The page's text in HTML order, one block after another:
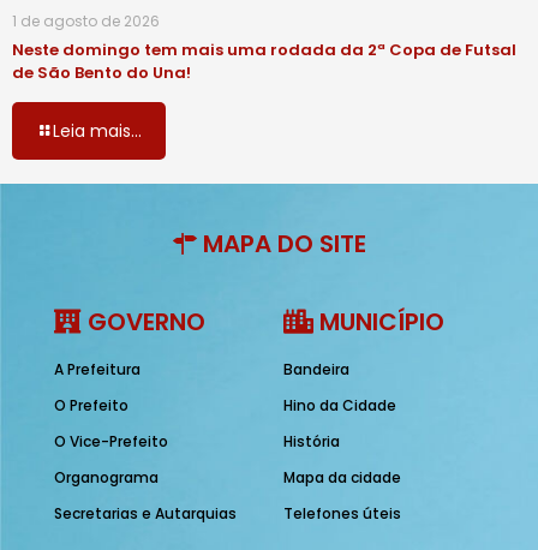
1 de agosto de 2026
Neste domingo tem mais uma rodada da 2ª Copa de Futsal
de São Bento do Una!
Leia mais...
MAPA DO SITE
GOVERNO
A Prefeitura
O Prefeito
O Vice-Prefeito
Organograma
Secretarias e Autarquias
MUNICÍPIO
Bandeira
Hino da Cidade
História
Mapa da cidade
Telefones úteis